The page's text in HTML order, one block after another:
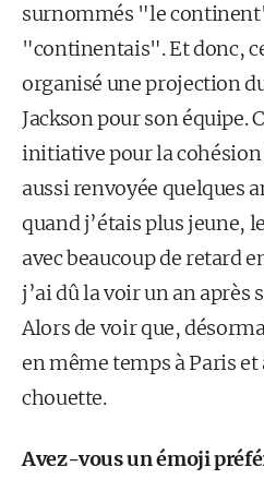
surnommés "le
"continentais". Et donc,
organisé une projection
Jackson pour son équipe.
initiative pour la cohésion
aussi renvoyée quelques
quand j’étais plus jeune,
avec beaucoup de retard
j’ai dû la voir un an après
Alors de voir que,
en même temps à Paris
chouette.
Avez-vous un émoji